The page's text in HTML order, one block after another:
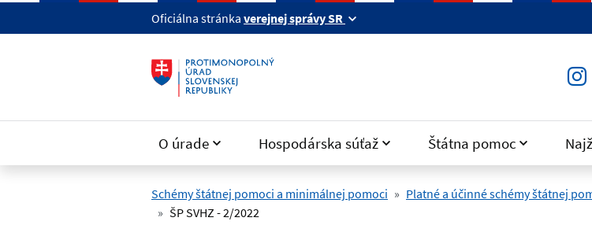
Preskočiť na hlavný obsahOficiálna stránka verejnej správy SR
O úrade Hospodárska súťaž Štátna pomoc
Schémy štátnej pomoci a minimálnej pomoci
Platné a účinné schémy štátnej
ŠP SVHZ - 2/2022